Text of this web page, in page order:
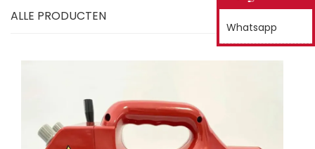
ALLE PRODUCTEN
Whatsapp